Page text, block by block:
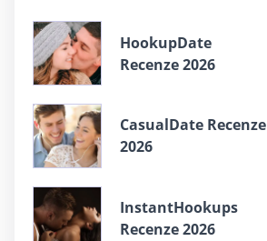
HookupDate
Recenze 2026
CasualDate Recenze
2026
InstantHookups
Recenze 2026